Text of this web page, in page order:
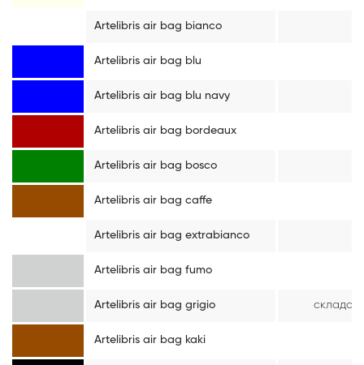
Artelibris air bag bianco
Artelibris air bag blu
Artelibris air bag blu navy
Artelibris air bag bordeaux
Artelibris air bag bosco
Artelibris air bag caffe
Artelibris air bag extrabianco
Artelibris air bag fumo
Artelibris air bag grigio
Artelibris air bag kaki